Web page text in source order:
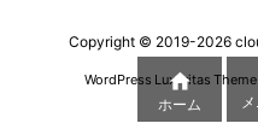
Copyright © 2019-2026
WordPress Luxeritas

ホーム